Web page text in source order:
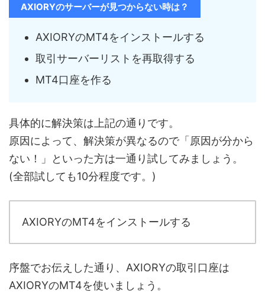
AXIORYのサーバーが見つからない時は？
AXIORYのMT4をインストールする
取引サーバーリストを再取得する
MT4口座を作る
具体的に解決策は上記の通りです。
原因によって、解決策が異なるので「原因が分から
ない！」といった方は一通り試してみましょう。
(全部試しても10分程度です。)
AXIORYのMT4をインストールする
序盤でお伝えした通り、AXIORYの取引口座は
AXIORYのMT4を使いましょう。